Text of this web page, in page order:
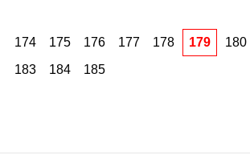
174 175 176 177 178 179 180
183
184 185